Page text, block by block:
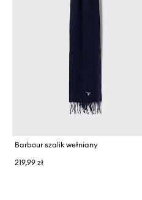
Barbour szalik wełniany
219,99 zł